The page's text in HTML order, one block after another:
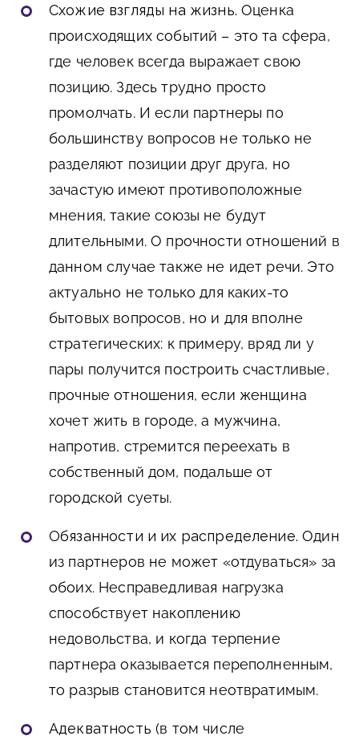
Схожие взгляды на жизнь. Оценка
происходящих событий – это та сфера,
где человек всегда выражает свою
позицию. Здесь трудно просто
промолчать. И если партнеры по
большинству вопросов не только не
разделяют позиции друг друга, но
зачастую имеют противоположные
мнения, такие союзы не будут
длительными. О прочности отношений в
данном случае также не идет речи. Это
актуально не только для каких-то
бытовых вопросов, но и для вполне
стратегических: к примеру, вряд ли у
пары получится построить счастливые,
прочные отношения, если женщина
хочет жить в городе, а мужчина,
напротив, стремится переехать в
собственный дом, подальше от
городской суеты.
Обязанности и их распределение. Один
из партнеров не может «отдуваться» за
обоих. Несправедливая нагрузка
способствует накоплению
недовольства, и когда терпение
партнера оказывается переполненным,
то разрыв становится неотвратимым.
Адекватность (в том числе